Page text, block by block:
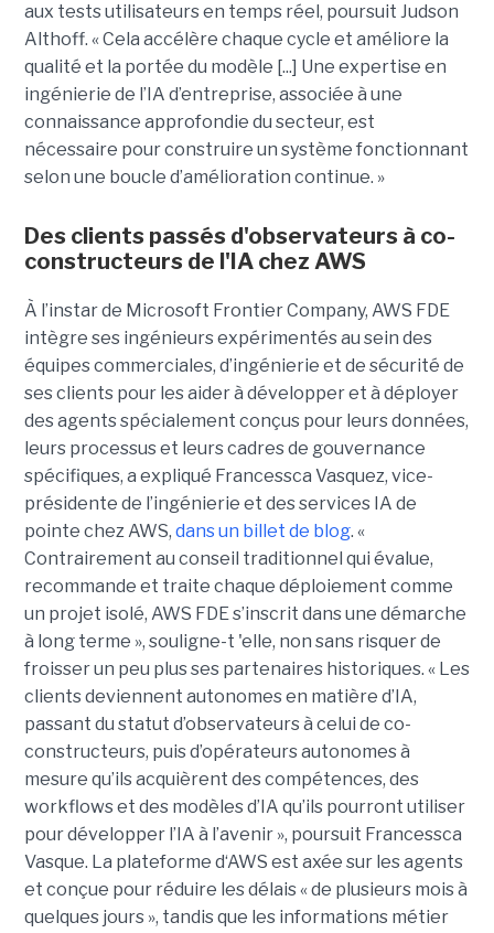
aux tests utilisateurs en temps réel, poursuit Judson
Althoff. « Cela accélère chaque cycle et améliore la
qualité et la portée du modèle [...] Une expertise en
ingénierie de l’IA d’entreprise, associée à une
connaissance approfondie du secteur, est
nécessaire pour construire un système fonctionnant
selon une boucle d’amélioration continue. »
Des clients passés d'observateurs à co-
constructeurs de l'IA chez AWS
À l’instar de Microsoft Frontier Company, AWS FDE
intègre ses ingénieurs expérimentés au sein des
équipes commerciales, d’ingénierie et de sécurité de
ses clients pour les aider à développer et à déployer
des agents spécialement conçus pour leurs données,
leurs processus et leurs cadres de gouvernance
spécifiques, a expliqué Francessca Vasquez, vice-
présidente de l’ingénierie et des services IA de
pointe chez AWS, dans un billet de blog. «
Contrairement au conseil traditionnel qui évalue,
recommande et traite chaque déploiement comme
un projet isolé, AWS FDE s’inscrit dans une démarche
à long terme », souligne-t 'elle, non sans risquer de
froisser un peu plus ses partenaires historiques. « Les
clients deviennent autonomes en matière d’IA,
passant du statut d’observateurs à celui de co-
constructeurs, puis d’opérateurs autonomes à
mesure qu’ils acquièrent des compétences, des
workflows et des modèles d’IA qu’ils pourront utiliser
pour développer l’IA à l’avenir », poursuit Francessca
Vasque. La plateforme d‘AWS est axée sur les agents
et conçue pour réduire les délais « de plusieurs mois à
quelques jours », tandis que les informations métier